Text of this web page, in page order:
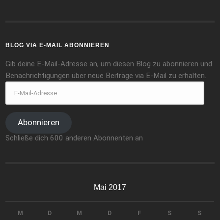
BLOG VIA E-MAIL ABONNIEREN
Gib deine E-Mail-Adresse an, um diesen Blog zu abonnieren und
Benachrichtigungen über neue Beiträge via E-Mail zu erhalten.
Abonnieren
Schließe dich 600 anderen Abonnenten an
Mai 2017
M D M D F S S